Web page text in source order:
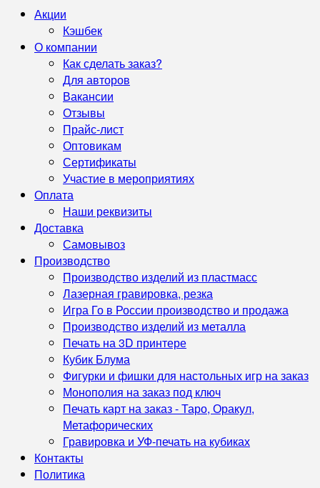
Акции
Кэшбек
О компании
Как сделать заказ?
Для авторов
Вакансии
Отзывы
Прайс-лист
Оптовикам
Сертификаты
Участие в мероприятиях
Оплата
Наши реквизиты
Доставка
Самовывоз
Производство
Производство изделий из пластмасс
Лазерная гравировка, резка
Игра Го в России производство и продажа
Производство изделий из металла
Печать на 3D принтере
Кубик Блума
Фигурки и фишки для настольных игр на заказ
Монополия на заказ под ключ
Печать карт на заказ - Таро, Оракул,
Метафорических
Гравировка и УФ‑печать на кубиках
Контакты
Политика